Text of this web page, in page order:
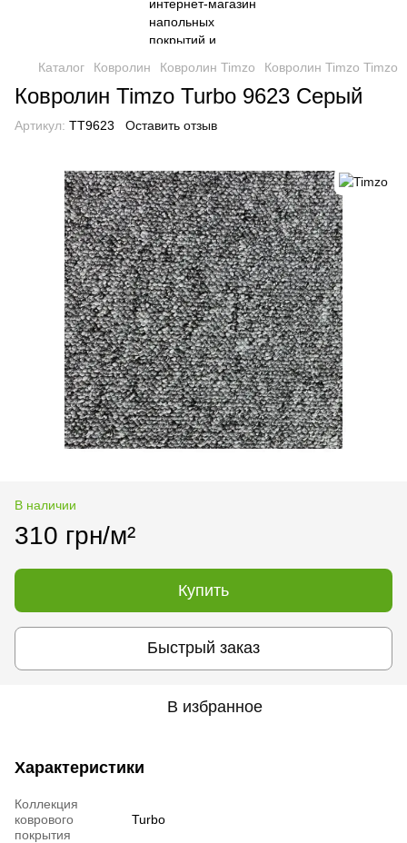
Каталог Ковролин Ковролин Timzo Ковролин Timzo Timzo
Ковролин Timzo Turbo 9623 Серый
Артикул: TT9623 Оставить отзыв
В наличии
310 грн/м²
Купить
Быстрый заказ
В избранное
Характеристики
Коллекция
коврового
покрытия
Turbo